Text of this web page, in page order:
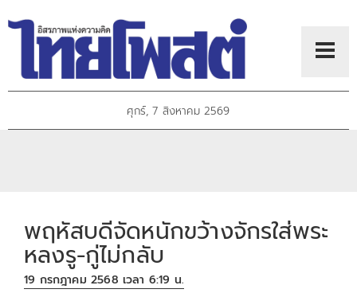
ศุกร์, 7 สิงหาคม 2569
พฤหัสบดีจัดหนักขว้างจักรใส่พระ
หลงรู-กู่ไม่กลับ
19 กรกฎาคม 2568 เวลา 6:19 น.